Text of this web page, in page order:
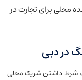
محلی برای تجارت در
در دبی
شرط داشتن شریک محلی